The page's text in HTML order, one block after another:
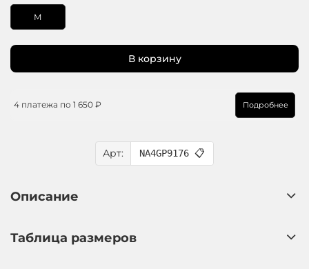
Арт: NA4GP9176 📋
В корзину
4 платежа по 1 650 ₽ Подробнее
M
Описание
Таблица размеров